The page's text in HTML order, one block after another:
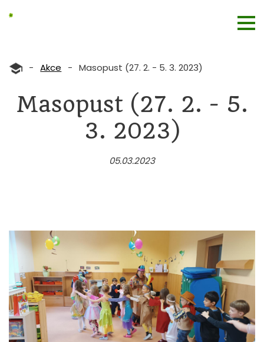
- Akce - Masopust (27. 2. - 5. 3. 2023)
Masopust (27. 2. - 5.
3. 2023)
05.03.2023